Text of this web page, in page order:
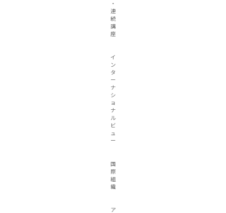
・
連
続
講
座
イ
ン
タ
ー
ナ
シ
ョ
ナ
ル
ビ
ュ
ー
国
際
組
織
ア